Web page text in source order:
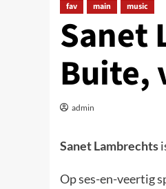
fav main music
Sanet
Buite,
admin
Sanet Lambrechts
Op ses-en-veertig